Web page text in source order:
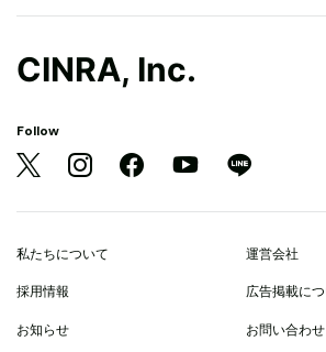
CINRA, Inc.
Follow
私たちについて 運営会社
採用情報 広告掲載に
お知らせ お問い合わせ